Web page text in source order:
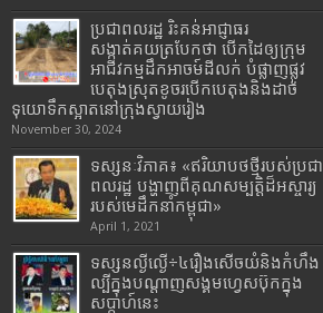
ប្រជាពលរដ្ឋ រិះគន់អាជ្ញាធរ
សង្កាត់គយត្របែកថា បើកដៃឲ្យក្រុម
អាជីវកម្មដឹកអាចម៍ដីលក់ បំផ្លាញផ្លូវ
បេតុងស្រុតខូចរបើកបេតុងនិងដាច់
ទុយោទឹកស្អាតនៅក្រុងស្វាយរៀង
November 30, 2024
ទស្សនៈវិភាគ៖ «ឥរិយាបថថ្មីរបស់ប្រជា
ពលរដ្ឋ បង្ហាញពីគុណសម្បត្តិដ៏អស្ចារ្យ
របស់មេដឹកនាំកម្ពុជា»
April 1, 2021
ទស្សនល្ងីល្ងើ÷៤រឿងសើចយំនិងកំហឹង
ល្បីក្នុងបណ្តាញសង្គមហ្វេសប៊ុកក្នុង
សប្តាហ៍នេះ